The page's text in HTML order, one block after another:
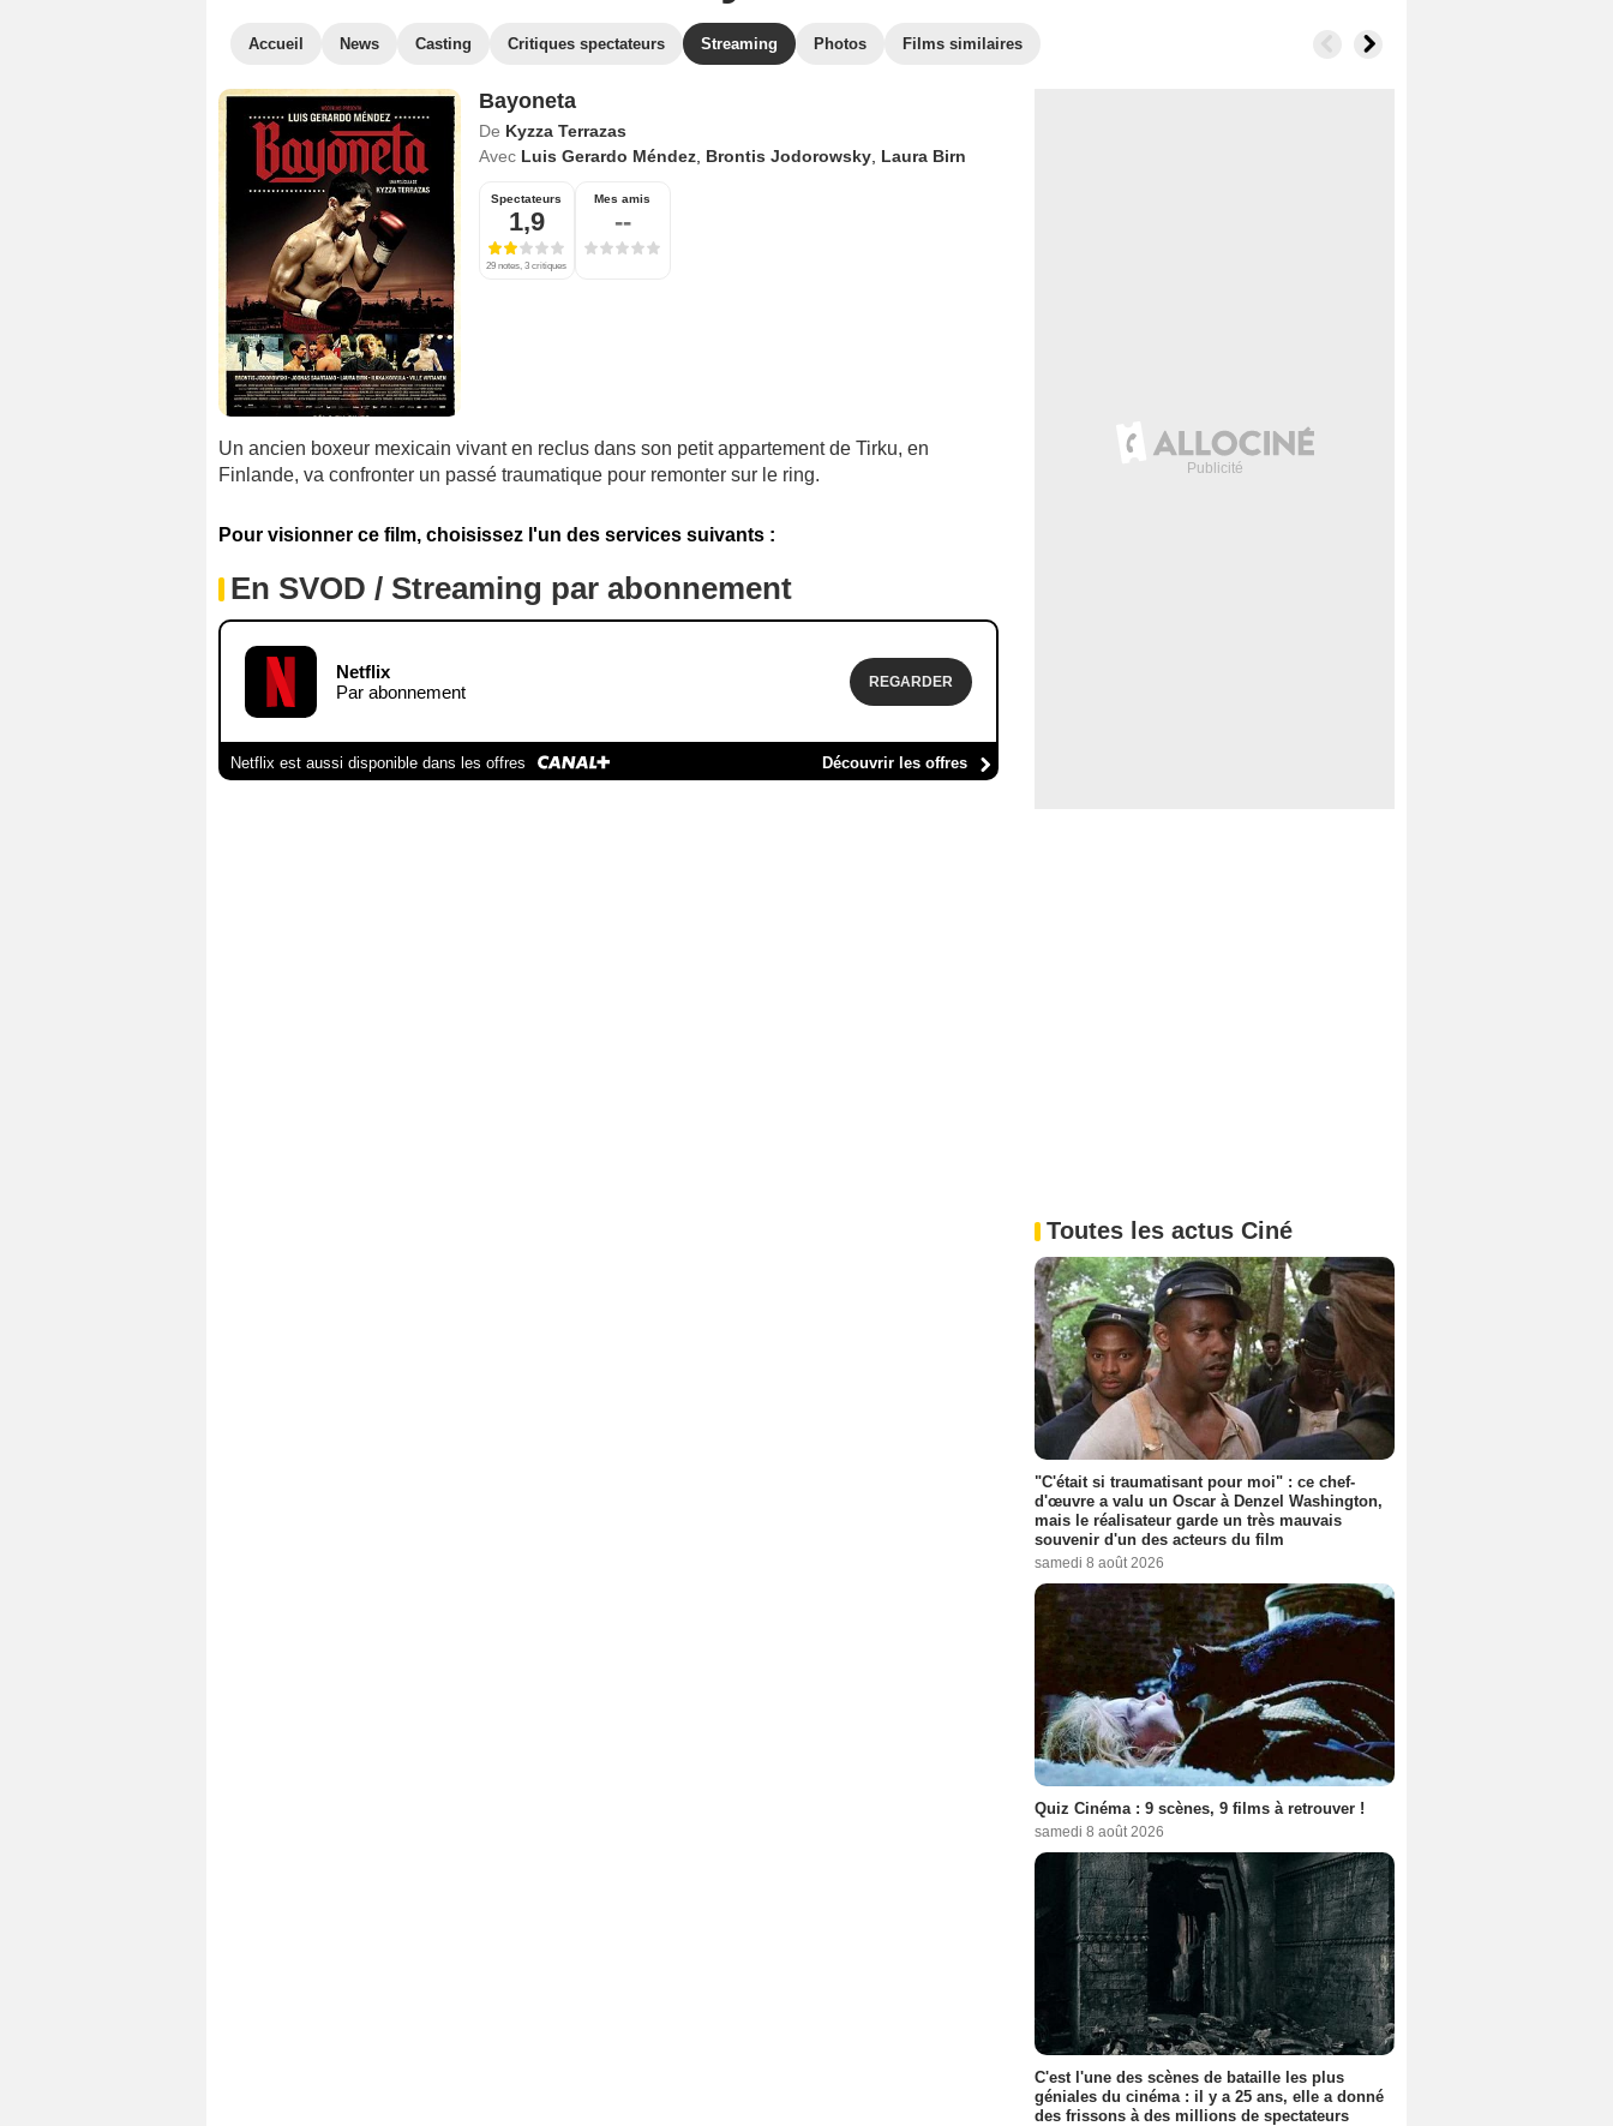
Accueil News Casting Critiques spectateurs Streaming Photos Films similaires
Bayoneta
De Kyzza Terrazas
Avec Luis Gerardo Méndez, Brontis Jodorowsky, Laura Birn
Spectateurs
1,9
29 notes, 3 critiques
Mes amis
--
Un ancien boxeur mexicain vivant en reclus dans son petit appartement de Tirku, en
Finlande, va confronter un passé traumatique pour remonter sur le ring.
Pour visionner ce film, choisissez l'un des services suivants :
En SVOD / Streaming par abonnement
Netflix
Par abonnement
REGARDER
Netflix est aussi disponible dans les offres Découvrir les offres
Toutes les actus Ciné
"C'était si traumatisant pour moi" : ce chef-
d'œuvre a valu un Oscar à Denzel Washington,
mais le réalisateur garde un très mauvais
souvenir d'un des acteurs du film
samedi 8 août 2026
Quiz Cinéma : 9 scènes, 9 films à retrouver !
samedi 8 août 2026
C'est l'une des scènes de bataille les plus
géniales du cinéma : il y a 25 ans, elle a donné
des frissons à des millions de spectateurs